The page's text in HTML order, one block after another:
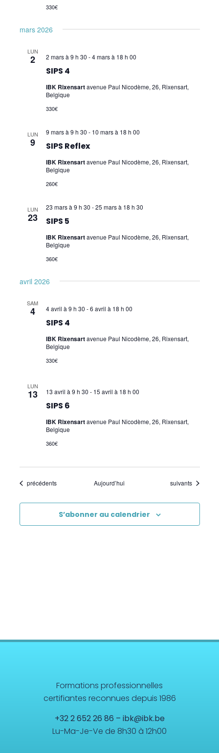
330€
mars 2026
LUN
2
SIPS 4
2 mars à 9 h 30 -4 mars à 18 h 00
IBK Rixensartavenue Paul Nicodème, 26, Rixensart,
Belgique
330€
LUN
9 SIPS Reflex
9 mars à 9 h 30 - 10 mars à 18 h 00
IBK Rixensartavenue Paul Nicodème, 26, Rixensart,
Belgique
260€
LUN
23 SIPS 5
23 mars à 9 h 30 -25 mars à 18 h 30
IBK Rixensartavenue Paul Nicodème, 26, Rixensart,
Belgique
360€
avril 2026
SAM
4
SIPS 4
4 avril à 9 h 30 -6 avril à 18 h 00
IBK Rixensartavenue Paul Nicodème, 26, Rixensart,
Belgique
330€
LUN
13
SIPS 6
13 avril à 9 h 30 - 15 avril à 18 h 00
IBK Rixensartavenue Paul Nicodème, 26, Rixensart,
Belgique
360€
Évènements
précédents Aujourd’hui Évènements
suivants
S’abonner au calendrier
Formations professionnelles
certifiantes reconnues depuis 1986
+32 2 652 26 86 – ibk@ibk.be
Lu-Ma-Je-Ve de 8h30 à 12h00